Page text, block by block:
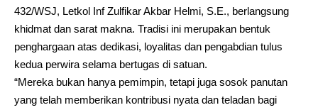
432/WSJ, Letkol Inf Zulfikar Akbar Helmi, S.E., berlangsung
khidmat dan sarat makna. Tradisi ini merupakan bentuk
penghargaan atas dedikasi, loyalitas dan pengabdian tulus
kedua perwira selama bertugas di satuan.
“Mereka bukan hanya pemimpin, tetapi juga sosok panutan
yang telah memberikan kontribusi nyata dan teladan bagi